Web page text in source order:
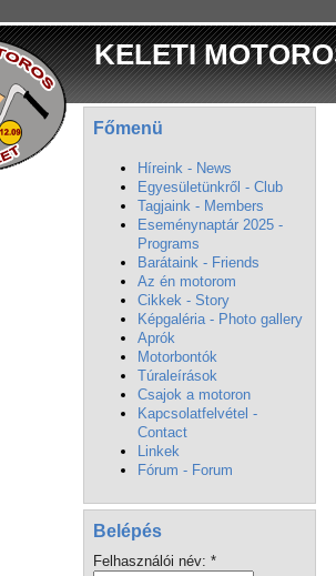
KELETI
Főmenü
Híreink - News
Egyesületünkről - Club
Tagjaink - Members
Eseménynaptár 2025 -
Programs
Barátaink - Friends
Az én motorom
Cikkek - Story
Képgaléria - Photo gallery
Aprók
Motorbontók
Túraleírások
Csajok a motoron
Kapcsolatfelvétel -
Contact
Linkek
Fórum - Forum
Belépés
Felhasználói név: *